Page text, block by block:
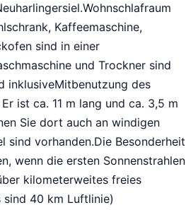
Kaffeemaschine,
sind in einer
und Trockner sind
inklusiveMitbenutzung des
ist ca. 11 m lang und ca. 3,5 m
Sie dort auch an windigen
sind vorhanden.Die Besonderheit
wenn die ersten Sonnenstrahlen
kilometerweites freies
sind 40 km Luftlinie)